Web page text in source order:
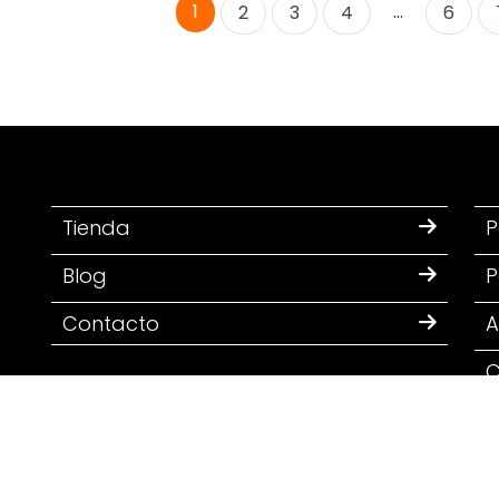
1 2 3 4 … 6
Tienda
Blog
Contacto